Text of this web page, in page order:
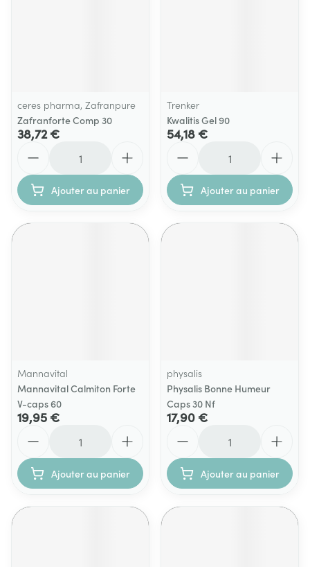
ceres pharma, Zafranpure
Zafranforte Comp 30
38,72 €
Ajouter au panier
Trenker
Kwalitis Gel 90
54,18 €
Ajouter au panier
Mannavital
Mannavital Calmiton Forte
V-caps 60
19,95 €
Ajouter au panier
physalis
Physalis Bonne Humeur
Caps 30 Nf
17,90 €
Ajouter au panier